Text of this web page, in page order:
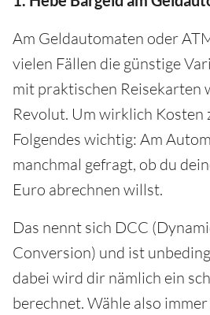
Am Geldautomaten oder
vielen Fällen die günstige
mit praktischen Reisekarten
Revolut. Um wirklich Kosten
Folgendes wichtig: Am
manchmal gefragt, ob du
Euro abrechnen willst.
Das nennt sich DCC
Conversion) und ist
dabei wird dir nämlich ein
berechnet. Wähle also